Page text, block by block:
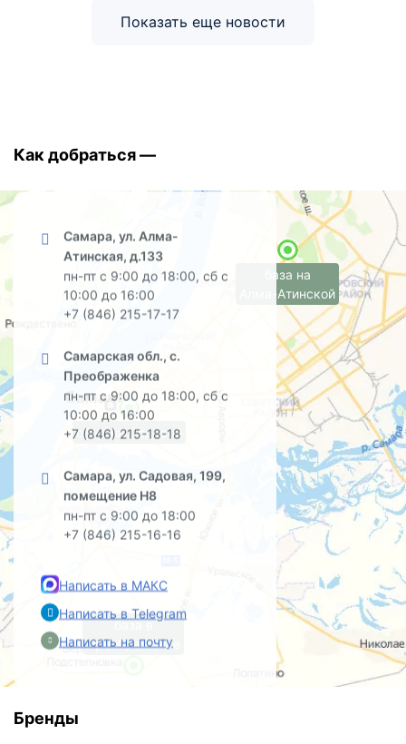
Показать еще новости
Как добраться —
Самара, ул. Алма-
Атинская, д.133
пн-пт с 9:00 до 18:00, сб с
10:00 до 16:00
+7 (846) 215-17-17
Самарская обл., с.
Преображенка
пн-пт с 9:00 до 18:00, сб с
10:00 до 16:00
+7 (846) 215-18-18
Самара, ул. Садовая, 199,
помещение Н8
пн-пт с 9:00 до 18:00
+7 (846) 215-16-16
Написать в МАКС
Написать в Telegram
Написать на почту
офис на Садовой
база в
Преображенке
база на
Алма-Атинской
Бренды